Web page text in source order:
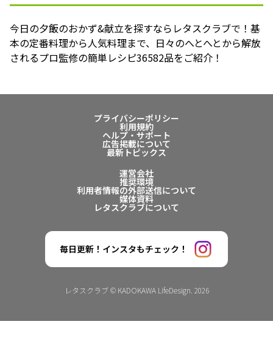
今日の夕飯のおかず&献立を探すならレタスクラブで！基
本の定番料理から人気料理まで、日々のへとへとから解放
されるプロ監修の簡単レシピ36582品をご紹介！
プライバシーポリシー
利用規約
ヘルプ・サポート
広告掲載について
最新トピックス
運営会社
推奨環境
利用者情報の外部送信について
媒体資料
レタスクラブについて
毎日更新！インスタもチェック！
レタスクラブ © KADOKAWA LifeDesign. 2026